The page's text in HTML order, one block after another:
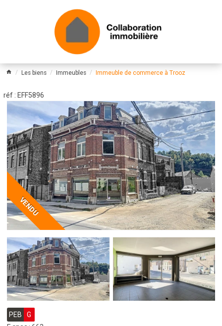
Les biens Immeubles Immeuble de commerce à Trooz
réf : EFF5896
VENDU
PEB
G